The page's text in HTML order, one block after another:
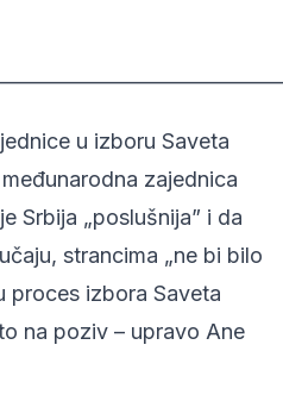
u izboru Saveta
zajednica
Srbija „poslušnija” i da
strancima „ne bi bilo
proces izbora Saveta
na poziv – upravo Ane